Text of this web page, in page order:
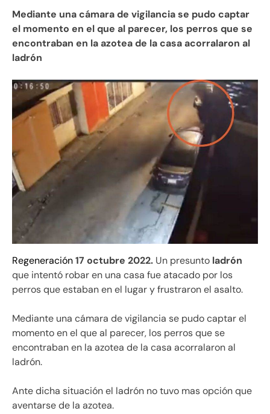
Mediante una cámara de vigilancia se pudo captar
el momento en el que al parecer, los perros que se
encontraban en la azotea de la casa acorralaron al
ladrón
Regeneración17 octubre 2022. Un presunto ladrón
que intentó robar en una casa fue atacado por los
perros que estaban en el lugar y frustraron el asalto.
Mediante una cámara de vigilancia se pudo captar el
momento en el que al parecer, los perros que se
encontraban en la azotea de la casa acorralaron al
ladrón.
Ante dicha situación el ladrón no tuvo mas opción que
aventarse de la azotea.